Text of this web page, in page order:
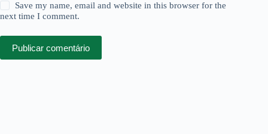
Save my name, email and website in this browser for the
next time I comment.
Publicar comentário